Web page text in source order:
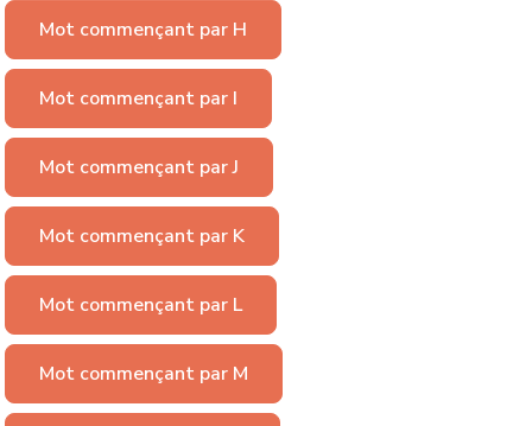
Mot commençant par H
Mot commençant par I
Mot commençant par J
Mot commençant par K
Mot commençant par L
Mot commençant par M